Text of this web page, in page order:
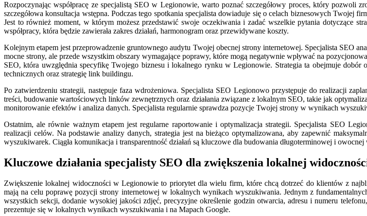
Rozpoczynając współpracę ze specjalistą SEO w Legionowie, warto poznać szczegółowy proces, który pozwoli
szczegółowa konsultacja wstępna. Podczas tego spotkania specjalista dowiaduje się o celach biznesowych Twojej
Jest to również moment, w którym możesz przedstawić swoje oczekiwania i zadać wszelkie pytania dotyczące
współpracy, która będzie zawierała zakres działań, harmonogram oraz przewidywane koszty.
Kolejnym etapem jest przeprowadzenie gruntownego audytu Twojej obecnej strony internetowej. Specjalista SEO
mocne strony, ale przede wszystkim obszary wymagające poprawy, które mogą negatywnie wpływać na
SEO, która uwzględnia specyfikę Twojego biznesu i lokalnego rynku w Legionowie. Strategia ta obejmuje dobór
technicznych oraz strategię link buildingu.
Po zatwierdzeniu strategii, następuje faza wdrożeniowa. Specjalista SEO Legionowo przystępuje do realizacji
treści, budowanie wartościowych linków zewnętrznych oraz działania związane z lokalnym SEO, takie jak
monitorowanie efektów i analiza danych. Specjalista regularnie sprawdza pozycje Twojej strony w wynikach
Ostatnim, ale równie ważnym etapem jest regularne raportowanie i optymalizacja strategii. Specjalista SEO
realizacji celów. Na podstawie analizy danych, strategia jest na bieżąco optymalizowana, aby zapewnić
wyszukiwarek. Ciągła komunikacja i transparentność działań są kluczowe dla budowania długoterminowej i owocnej
Kluczowe działania specjalisty SEO dla zwiększenia lokalnej
Zwiększenie lokalnej widoczności w Legionowie to priorytet dla wielu firm, które chcą dotrzeć do klientów z
mają na celu poprawę pozycji strony internetowej w lokalnych wynikach wyszukiwania. Jednym z
wszystkich sekcji, dodanie wysokiej jakości zdjęć, precyzyjne określenie godzin otwarcia, adresu i numeru
prezentuje się w lokalnych wynikach wyszukiwania i na Mapach Google.